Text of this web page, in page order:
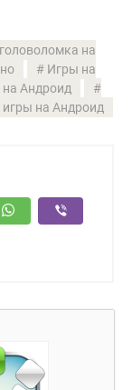
на
Игры на
Андроид
на Андроид